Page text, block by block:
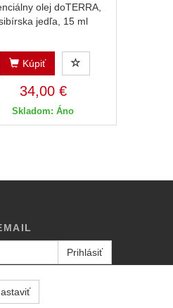
olej doTERRA,
jedľa, 15 ml
Kúpiť
34,00 €
Skladom: Áno
Prihlásiť